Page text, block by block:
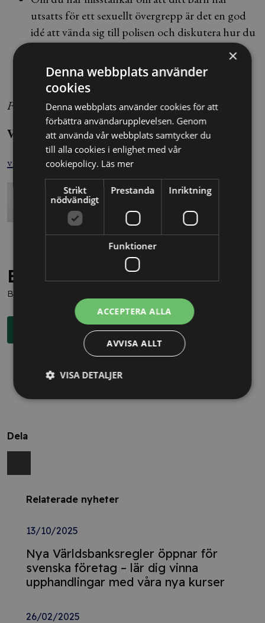
utsatts för ett sexuellt övergrepp är det en god
idé att vända sig till polisen och diskutera hur du
Foto: TT
Vanja Eriksson
vanja.eriksson@blendow.se
Behöver du juridisk hjälp?
Boka en kostnadsfri konsultation direkt via knappen nedan.
Boka rådgivning
Dela
Relaterade nyheter
13/10/2025
Nya Världsbanksregler öppnar för
svenska företag – lär dig vinna
upphandlingar med våra nya kurser
26/02/2025
×
Denna webbplats använder
cookies
Denna webbplats använder cookies för att
förbättra användarupplevelsen. Genom
att använda vår webbplats samtycker du
till alla cookies i enlighet med vår
cookiepolicy. Läs mer
Strikt
nödvändigt
Prestanda Inriktning
Funktioner
ACCEPTERA ALLA
AVVISA ALLT
VISA DETALJER